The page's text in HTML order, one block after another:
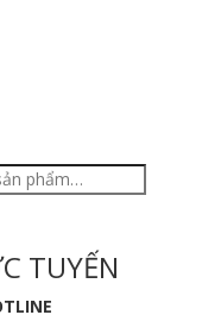
TUYẾN